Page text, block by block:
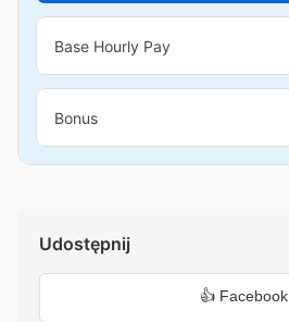
Base Hourly Pay
Bonus
Udostępnij
👍 Facebook